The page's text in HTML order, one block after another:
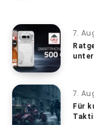
7.
unter
7.
Für